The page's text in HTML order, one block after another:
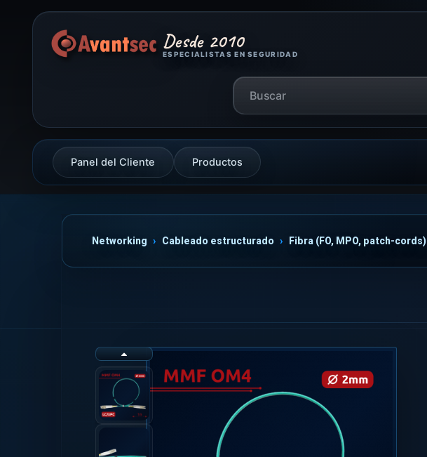
Desde 2010
ESPECIALISTAS EN SEGURIDAD
Panel del Cliente Productos
Networking Cableado estructurado Fibra (FO, MPO, patch-cords)